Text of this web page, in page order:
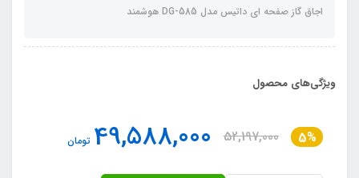
اجاق گاز صفحه ای داتیس مدل DG-585 هوشمند
ویژگی‌های محصول
5%
52,197,000
49,588,000 تومان